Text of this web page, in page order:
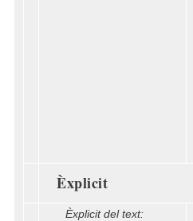
Èxplicit
Èxplicit del text: